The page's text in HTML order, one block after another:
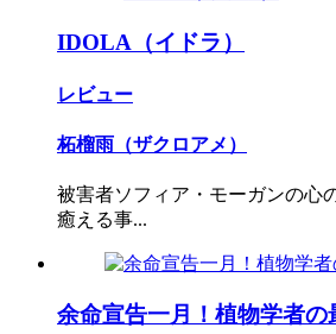
IDOLA（イドラ）
レビュー
柘榴雨（ザクロアメ）
被害者ソフィア・モーガンの心
癒える事...
余命宣告一月！植物学者の